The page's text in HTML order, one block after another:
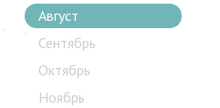
Август
Сентябрь
Октябрь
Ноябрь